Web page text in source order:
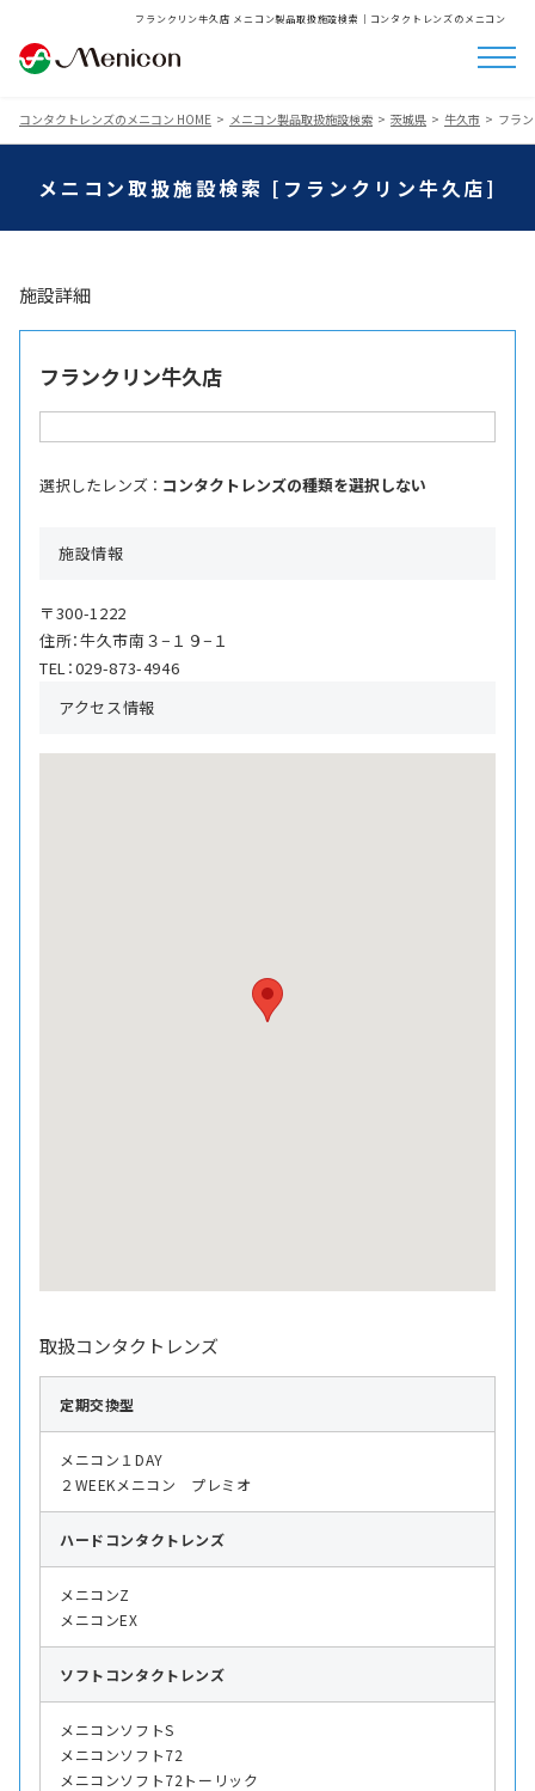
フランクリン牛久店 メニコン製品取扱施設検索│コンタクトレンズのメニコン
コンタクトレンズのメニコン HOME メニコン製品取扱施設検索 茨城県 牛久市 フラ
メニコン取扱施設検索 [フランクリン牛久店]
施設詳細
フランクリン牛久店
選択したレンズ ： コンタクトレンズの種類を選択しない
施設情報
〒300-1222
住所：牛久市南３−１９−１
TEL：029-873-4946
アクセス情報
取扱コンタクトレンズ
定期交換型
メニコン１DAY
２WEEKメニコン プレミオ
ハード コンタクトレンズ
メニコンZ
メニコンEX
ソフト コンタクトレンズ
メニコンソフトS
メニコンソフト72
メニコンソフト72トーリック